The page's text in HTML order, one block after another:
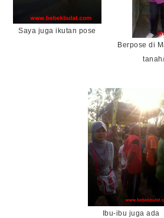
Saya juga ikutan pose
Berpose di
Ibu-ibu juga ada